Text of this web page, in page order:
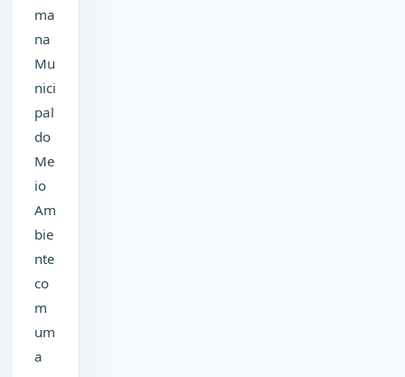
ma
na
Mu
nici
pal
do
Me
io
Am
bie
nte
co
m
um
a